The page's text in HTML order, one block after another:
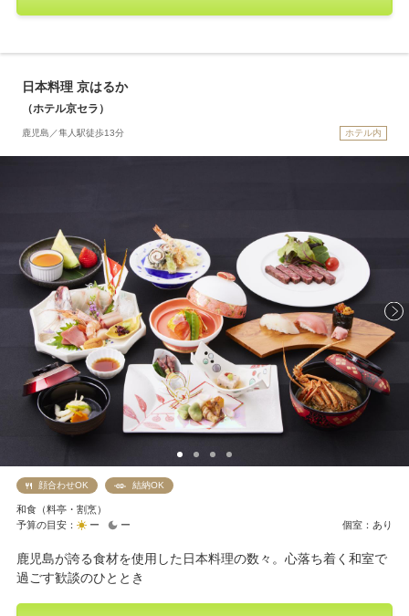
日本料理 京はるか
（ホテル京セラ）
鹿児島／隼人駅徒歩13分 ホテル内
顔合わせOK 結納OK
和食（料亭・割烹）
予算の目安：
ー ー 個室：あり
鹿児島が誇る食材を使用した日本料理の数々。心落ち着く和室で
過ごす歓談のひととき